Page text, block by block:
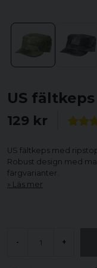
US
129 kr
US fältkeps med
Robust design med
färgvarianter.
Läs mer
- +